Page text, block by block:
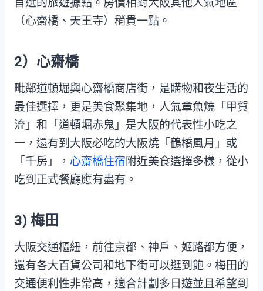
（心齋橋、天王寺）稍貴一點。
2）心齋橋
毗鄰道頓堀與心齋橋商店街，是購物和夜生活的
最佳選擇，更是美食聚集地，人氣章魚燒「甲賀
流」和「道頓堀赤鬼」是大阪的代表性小吃之
一，還有到大阪必吃的大阪燒「鶴橋風月」或
「千房」， 心齋橋住宿附近美食選擇多樣，從小
吃到正式餐廳應有盡有。
3) 梅田
大阪交通樞紐，前往京都、神戶、姬路都方便，
還有各大百貨公司和地下街可以逛到飽。梅田的
交通便利性非常高，適合計劃多日遊並且希望到